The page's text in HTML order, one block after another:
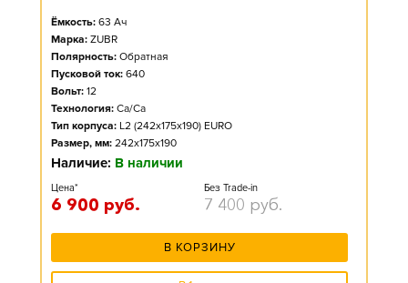
Ёмкость: 63 Ач
Марка: ZUBR
Полярность: Обратная
Пусковой ток: 640
Вольт: 12
Технология: Ca/Ca
Тип корпуса: L2 (242x175x190) EURO
Размер, мм: 242x175x190
Наличие: В наличии
Цена*
6 900 руб.
Без Trade-in
7 400 руб.
В КОРЗИНУ